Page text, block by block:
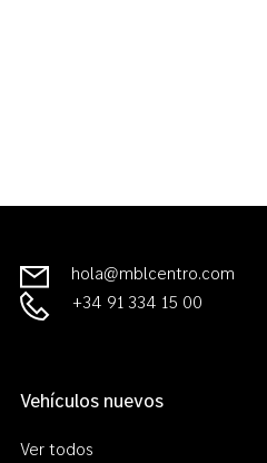
hola@mblcentro.com
+34 91 334 15 00
Vehículos nuevos
Ver todos